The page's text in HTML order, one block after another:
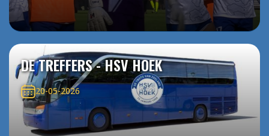
DE TREFFERS - HSV HOEK
20-05-2026